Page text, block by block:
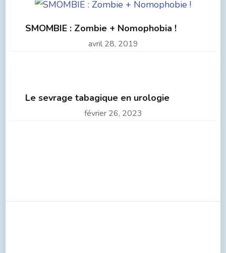
SMOMBIE : Zombie + Nomophobia !
avril 28, 2019
Le sevrage tabagique en urologie
février 26, 2023